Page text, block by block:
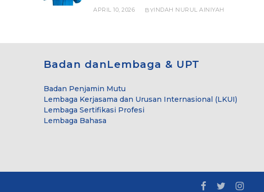
APRIL 10, 2026 BYINDAH NURUL AINIYAH
Badan danLembaga & UPT
Badan Penjamin Mutu
Lembaga Kerjasama dan Urusan Internasional (LKUI)
Lembaga Sertifikasi Profesi
Lembaga Bahasa